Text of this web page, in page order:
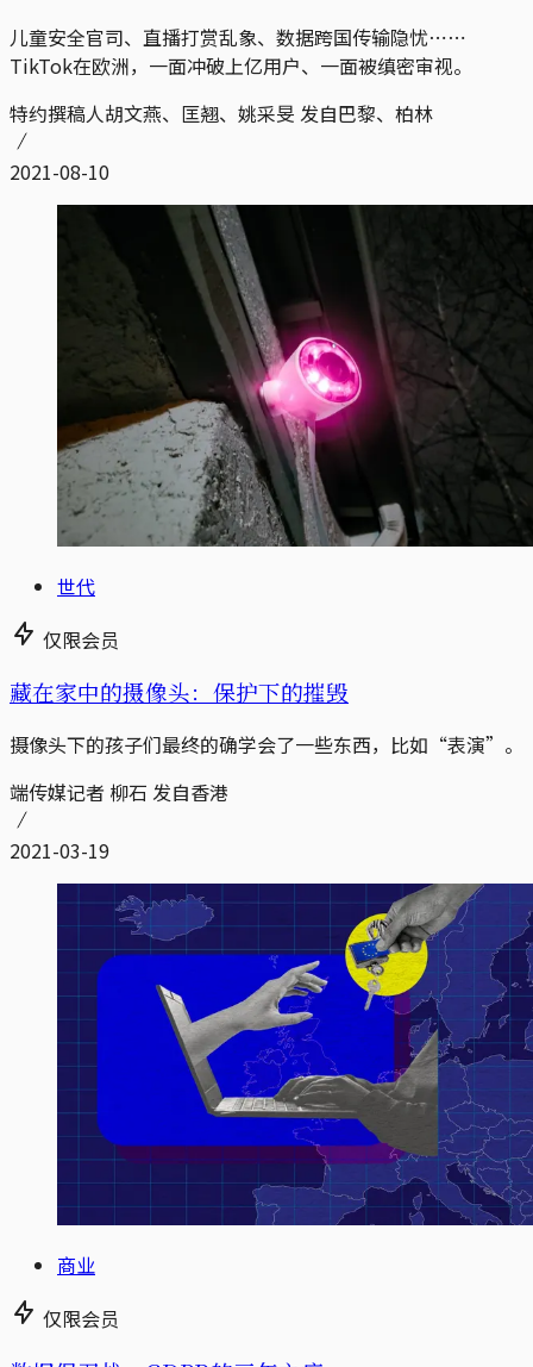
儿童安全官司、直播打赏乱象、数据跨国传输隐忧⋯⋯
TikTok在欧洲，一面冲破上亿用户、一面被缜密审视。
特约撰稿人胡文燕、匡翘、姚采旻 发自巴黎、柏林
2021-08-10
世代
仅限会员
藏在家中的摄像头：保护下的摧毁
摄像头下的孩子们最终的确学会了一些东西，比如“表演”。
端传媒记者 柳石 发自香港
2021-03-19
商业
仅限会员